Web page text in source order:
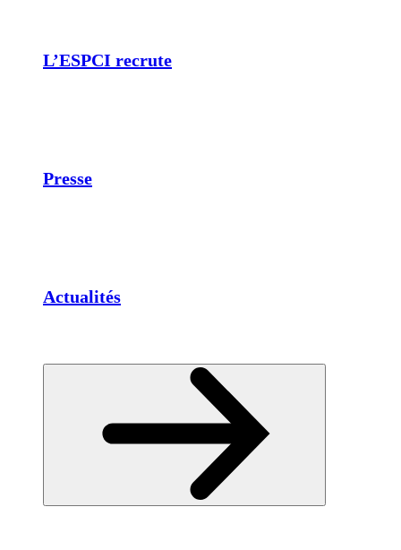
L’ESPCI recrute
Presse
Actualités